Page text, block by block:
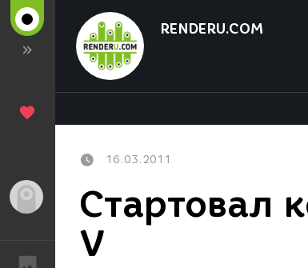
Гость
RENDERU.COM
16.03.2011
Стартовал
V